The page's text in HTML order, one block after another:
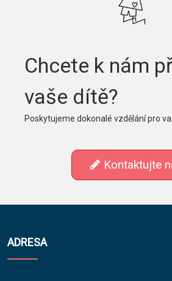
Chcete k nám
vaše dítě?
Poskytujeme dokonalé vzdělání pro
Kontaktujte
ADRESA